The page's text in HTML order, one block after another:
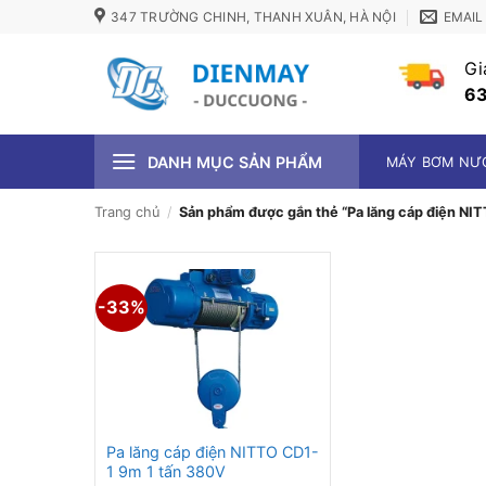
347 TRƯỜNG CHINH, THANH XUÂN, HÀ NỘI EMAIL
DANH MỤC SẢN PHẨM MÁY BƠM
Trang chủ / Sản phẩm được gắn thẻ “Pa lăng cáp điện
-33%
Pa lăng cáp điện NITTO CD1-
1 9m 1 tấn 380V